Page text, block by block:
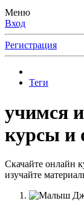
Меню
Вход
Регистрация
Теги
учимся
курсы и
Скачайте онлайн
изучайте